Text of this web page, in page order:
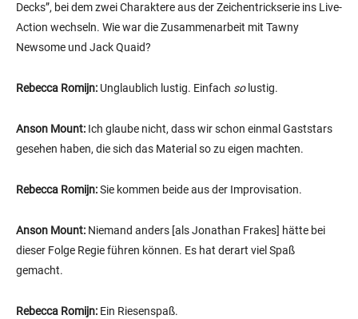
Decks”, bei dem zwei Charaktere aus der Zeichentrickserie ins Live-
Action wechseln. Wie war die Zusammenarbeit mit Tawny
Newsome und Jack Quaid?
Rebecca Romijn: Unglaublich lustig. Einfach so lustig.
Anson Mount: Ich glaube nicht, dass wir schon einmal Gaststars
gesehen haben, die sich das Material so zu eigen machten.
Rebecca Romijn:Sie kommen beide aus der Improvisation.
Anson Mount: Niemand anders [als Jonathan Frakes] hätte bei
dieser Folge Regie führen können. Es hat derart viel Spaß
gemacht.
Rebecca Romijn: Ein Riesenspaß.